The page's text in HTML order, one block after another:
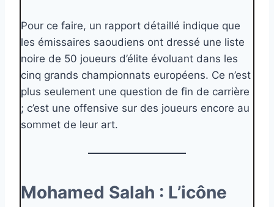
Pour ce faire, un rapport détaillé indique que
les émissaires saoudiens ont dressé une liste
noire de 50 joueurs d’élite évoluant dans les
cinq grands championnats européens. Ce n’est
plus seulement une question de fin de carrière
; c’est une offensive sur des joueurs encore au
sommet de leur art.
Mohamed Salah : L’icône